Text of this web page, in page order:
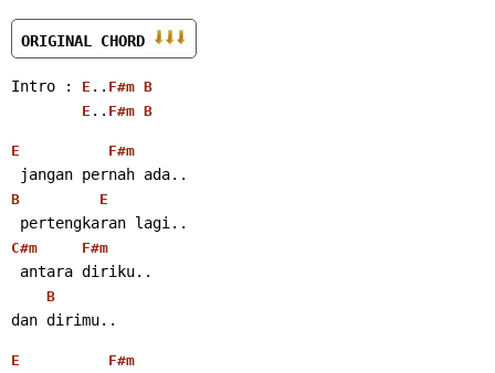
ORIGINAL CHORD
Intro : E .. F#m B
E .. F#m B
E F#m
jangan pernah ada..
B E
pertengkaran lagi..
C#m F#m
antara diriku..
B
dan dirimu..
E F#m